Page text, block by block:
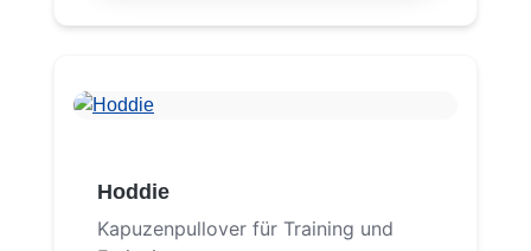
Hoddie
Kapuzenpullover für Training und